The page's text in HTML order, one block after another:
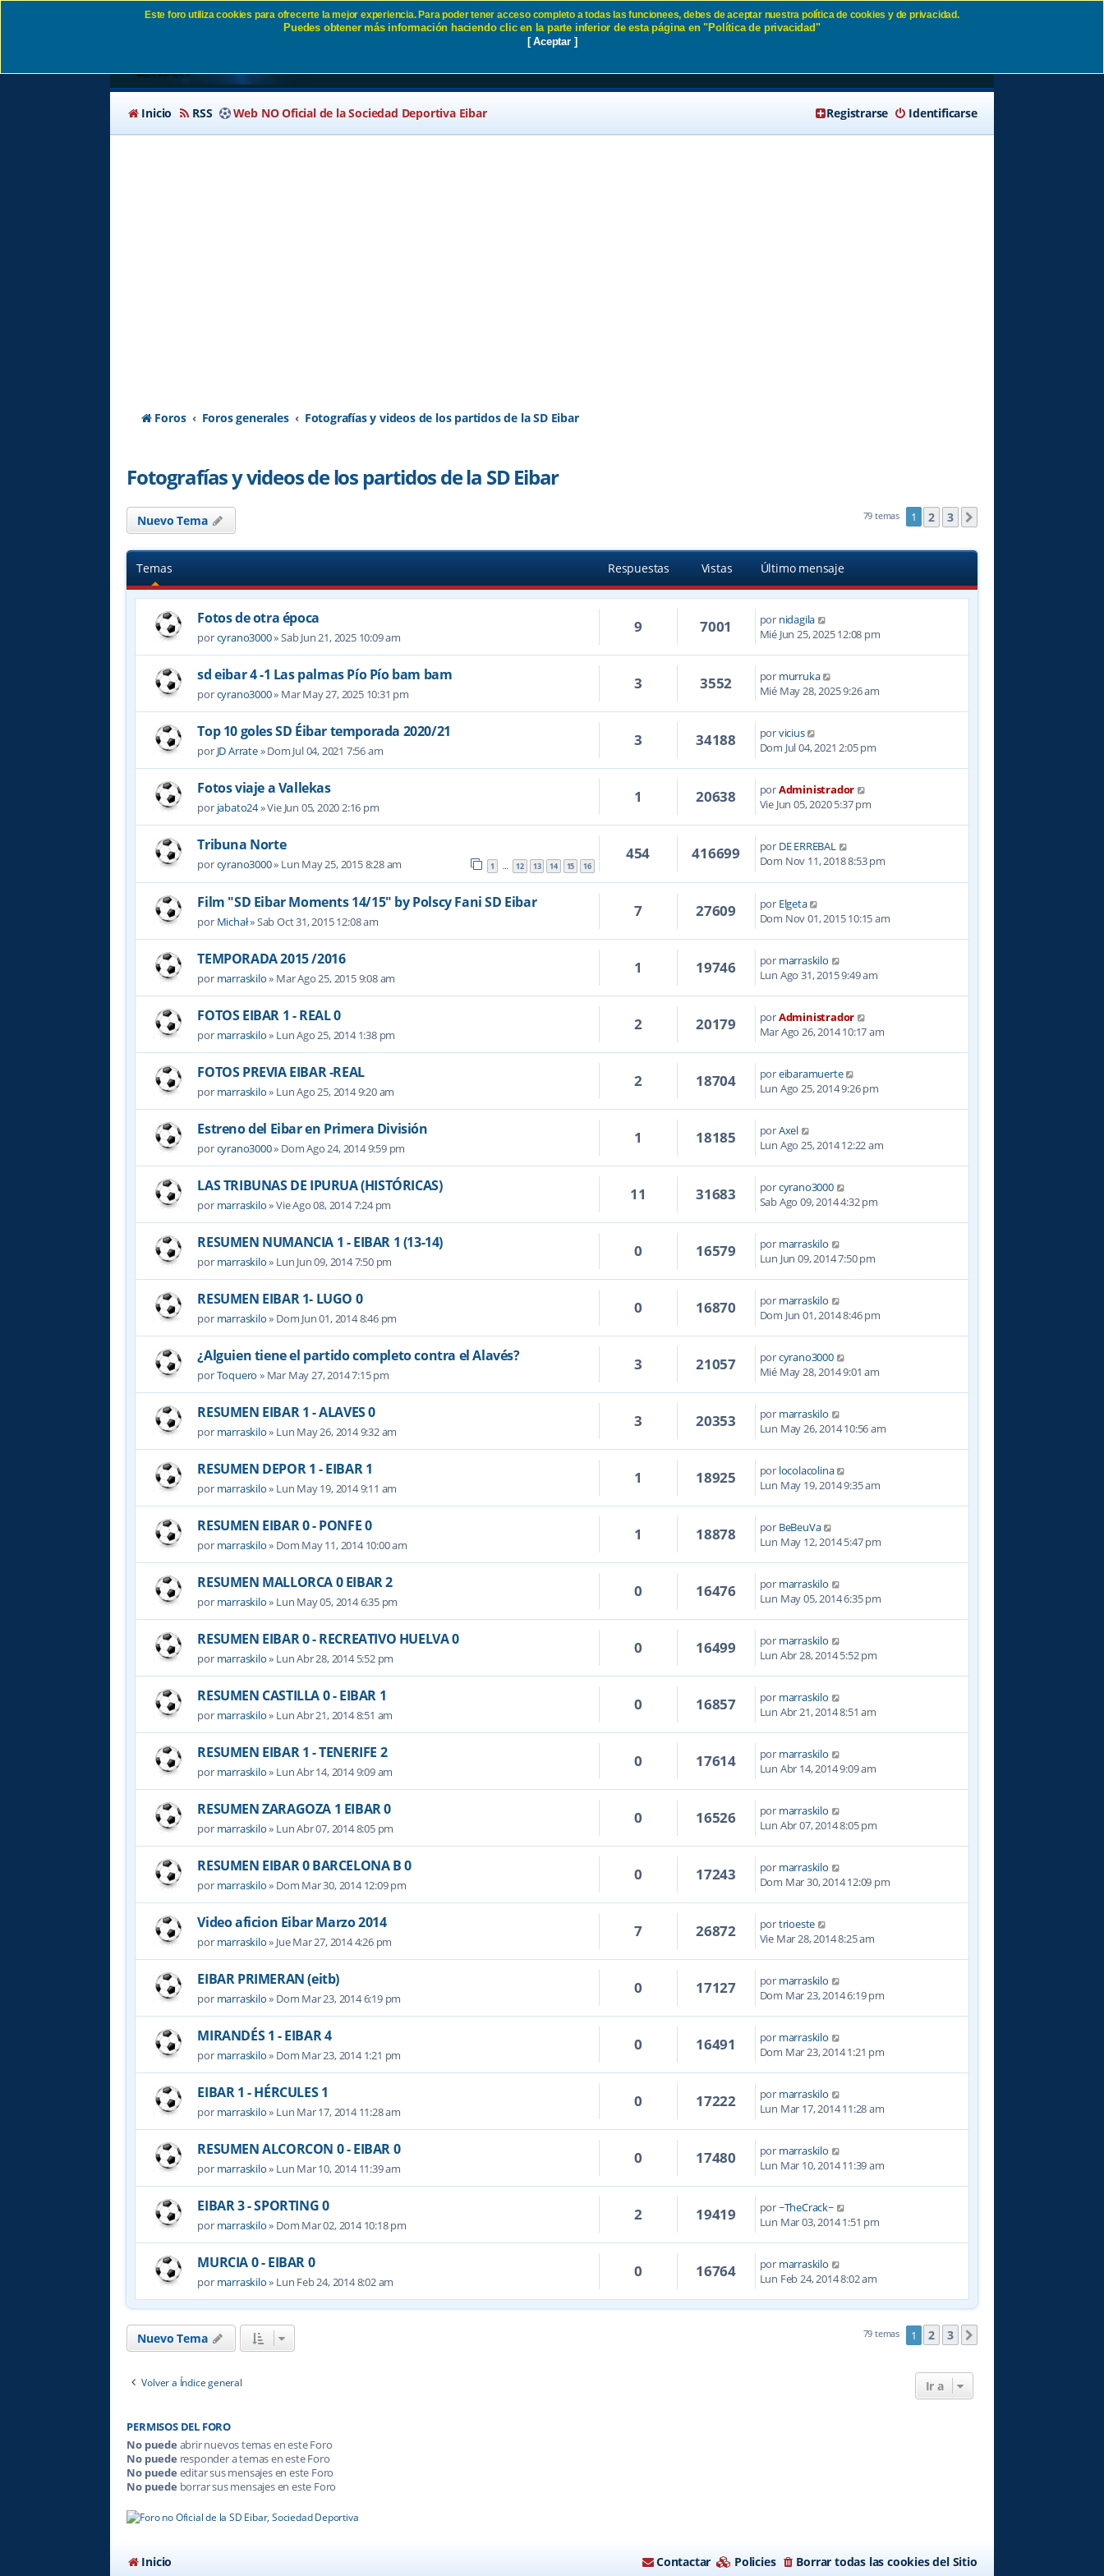
Fotografías y videos de los partidos de la SD Eibar SD
Inicio RSS Web NO Oficial de la Sociedad Deportiva Eibar Identificarse
Registrarse
Foros Foros generales Fotografías y videos de los partidos de la SD Eibar
Fotografías y videos de los partidos de la SD Eibar
Nuevo Tema 79 temas 1 2 3
Temas Respuestas Vistas Último mensaje
Fotos de otra época
porcyrano3000» Sab Jun 21, 2025 10:09 am
9 7001 por nidagila
Mié Jun 25, 2025 12:08 pm
sd eibar 4 -1 Las palmas Pío Pío bam bam
porcyrano3000» Mar May 27, 2025 10:31 pm
3 3552 por murruka
Mié May 28, 2025 9:26 am
Top 10 goles SD Éibar temporada 2020/21
por JD Arrate» Dom Jul 04, 2021 7:56 am
3 34188 porvicius
Dom Jul 04, 2021 2:05 pm
Fotos viaje a Vallekas
por jabato24» Vie Jun 05, 2020 2:16 pm
1 20638 porAdministrador
Vie Jun 05, 2020 5:37 pm
Tribuna Norte
porcyrano3000» Lun May 25, 2015 8:28 am 1 … 12 13 14 15 16
454 416699 por DE ERREBAL
Dom Nov 11, 2018 8:53 pm
Film "SD Eibar Moments 14/15" by Polscy Fani SD Eibar
por Michał» Sab Oct 31, 2015 12:08 am
7 27609 por Elgeta
Dom Nov 01, 2015 10:15 am
TEMPORADA 2015 /2016
por marraskilo» Mar Ago 25, 2015 9:08 am
1 19746 por marraskilo
Lun Ago 31, 2015 9:49 am
FOTOS EIBAR 1 - REAL 0
por marraskilo» Lun Ago 25, 2014 1:38 pm
2 20179 porAdministrador
Mar Ago 26, 2014 10:17 am
FOTOS PREVIA EIBAR -REAL
por marraskilo» Lun Ago 25, 2014 9:20 am
2 18704 poreibaramuerte
Lun Ago 25, 2014 9:26 pm
Estreno del Eibar en Primera División
porcyrano3000» Dom Ago 24, 2014 9:59 pm
1 18185 porAxel
Lun Ago 25, 2014 12:22 am
LAS TRIBUNAS DE IPURUA (HISTÓRICAS)
por marraskilo» Vie Ago 08, 2014 7:24 pm
11 31683 porcyrano3000
Sab Ago 09, 2014 4:32 pm
RESUMEN NUMANCIA 1 - EIBAR 1 (13-14)
por marraskilo» Lun Jun 09, 2014 7:50 pm
0 16579 por marraskilo
Lun Jun 09, 2014 7:50 pm
RESUMEN EIBAR 1- LUGO 0
por marraskilo» Dom Jun 01, 2014 8:46 pm
0 16870 por marraskilo
Dom Jun 01, 2014 8:46 pm
¿Alguien tiene el partido completo contra el Alavés?
porToquero » Mar May 27, 2014 7:15 pm
3 21057 porcyrano3000
Mié May 28, 2014 9:01 am
RESUMEN EIBAR 1 - ALAVES 0
por marraskilo» Lun May 26, 2014 9:32 am
3 20353 por marraskilo
Lun May 26, 2014 10:56 am
RESUMEN DEPOR 1 - EIBAR 1
por marraskilo» Lun May 19, 2014 9:11 am
1 18925 por locolacolina
Lun May 19, 2014 9:35 am
RESUMEN EIBAR 0 - PONFE 0
por marraskilo» Dom May 11, 2014 10:00 am
1 18878 por BeBeuVa
Lun May 12, 2014 5:47 pm
RESUMEN MALLORCA 0 EIBAR 2
por marraskilo» Lun May 05, 2014 6:35 pm
0 16476 por marraskilo
Lun May 05, 2014 6:35 pm
RESUMEN EIBAR 0 - RECREATIVO HUELVA 0
por marraskilo» Lun Abr 28, 2014 5:52 pm
0 16499 por marraskilo
Lun Abr 28, 2014 5:52 pm
RESUMEN CASTILLA 0 - EIBAR 1
por marraskilo» Lun Abr 21, 2014 8:51 am
0 16857 por marraskilo
Lun Abr 21, 2014 8:51 am
RESUMEN EIBAR 1 - TENERIFE 2
por marraskilo» Lun Abr 14, 2014 9:09 am
0 17614 por marraskilo
Lun Abr 14, 2014 9:09 am
RESUMEN ZARAGOZA 1 EIBAR 0
por marraskilo» Lun Abr 07, 2014 8:05 pm
0 16526 por marraskilo
Lun Abr 07, 2014 8:05 pm
RESUMEN EIBAR 0 BARCELONA B 0
por marraskilo» Dom Mar 30, 2014 12:09 pm
0 17243 por marraskilo
Dom Mar 30, 2014 12:09 pm
Video aficion Eibar Marzo 2014
por marraskilo» Jue Mar 27, 2014 4:26 pm
7 26872 portrioeste
Vie Mar 28, 2014 8:25 am
EIBAR PRIMERAN (eitb)
por marraskilo» Dom Mar 23, 2014 6:19 pm
0 17127 por marraskilo
Dom Mar 23, 2014 6:19 pm
MIRANDÉS 1 - EIBAR 4
por marraskilo» Dom Mar 23, 2014 1:21 pm
0 16491 por marraskilo
Dom Mar 23, 2014 1:21 pm
EIBAR 1 - HÉRCULES 1
por marraskilo» Lun Mar 17, 2014 11:28 am
0 17222 por marraskilo
Lun Mar 17, 2014 11:28 am
RESUMEN ALCORCON 0 - EIBAR 0
por marraskilo» Lun Mar 10, 2014 11:39 am
0 17480 por marraskilo
Lun Mar 10, 2014 11:39 am
EIBAR 3 - SPORTING 0
por marraskilo» Dom Mar 02, 2014 10:18 pm
2 19419 por~TheCrack~
Lun Mar 03, 2014 1:51 pm
MURCIA 0 - EIBAR 0
por marraskilo» Lun Feb 24, 2014 8:02 am
0 16764 por marraskilo
Lun Feb 24, 2014 8:02 am
Nuevo Tema 79 temas 1 2 3
Volver a Índice general Ir a
PERMISOS DEL FORO
No puede abrir nuevos temas en este Foro
No puede responder a temas en este Foro
No puede editar sus mensajes en este Foro
No puede borrar sus mensajes en este Foro
Este foro utiliza cookies para ofrecerte la mejor experiencia. Para poder tener acceso completo a todas las funcionees, debes de aceptar nuestra política de cookies y de privacidad.
Puedes obtener más información haciendo clic en la parte inferior de esta página en "Política de privacidad"
[ Aceptar ]
Inicio Borrar todas las cookies del Sitio
Policies
Contactar